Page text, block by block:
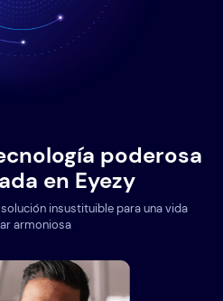
poderosa
en Eyezy
insustituible para una vida
armoniosa